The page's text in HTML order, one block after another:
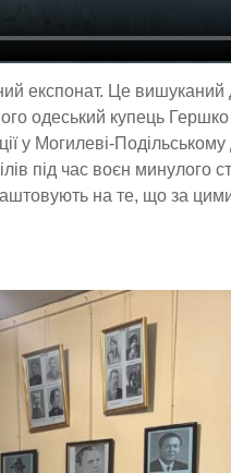
експонат. Це вишуканий
одеський купець Гершко
у Могилеві-
під час воєн минулого
на те, що за